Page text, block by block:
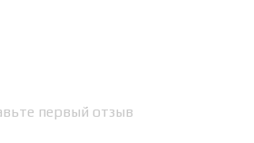
первый отзыв